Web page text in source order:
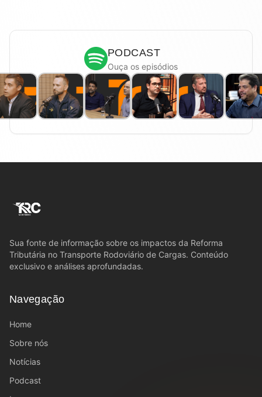
PODCAST
Ouça os episódios
Sua fonte de informação sobre os impactos da Reforma
Tributária no Transporte Rodoviário de Cargas. Conteúdo
exclusivo e análises aprofundadas.
Navegação
Home
Sobre nós
Notícias
Podcast